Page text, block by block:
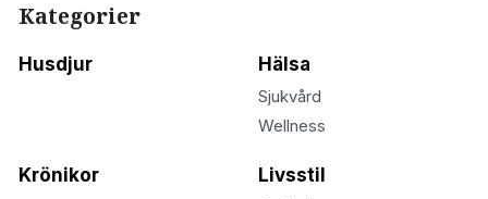
Kategorier
Husdjur Hälsa
Sjukvård
Wellness
Krönikor Livsstil